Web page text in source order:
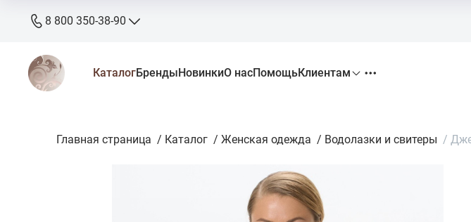
8 800 350-38-90
бесплатно
zakaz@stkaluga.ru
КаталогБрендыНовинкиО насПомощьКлиентам
Главная страница / Каталог / Женская одежда / Водолазки и свитеры /